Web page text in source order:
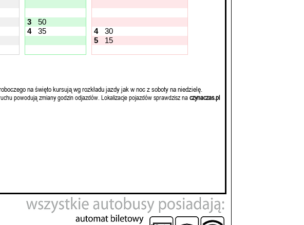
3
50
4 35 4
30
5
15
na święto kursują wg rozkładu jazdy jak w noc z soboty na niedzielę.
powodują zmiany godzin odjazdów. Lokalizacje pojazdów sprawdzisz naczynaczas.pl